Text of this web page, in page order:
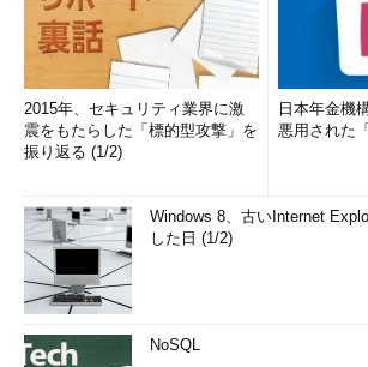
2015年、セキュリティ業界に激
震をもたらした「標的型攻撃」を
振り返る (1/2)
日本年金機
悪用された
Windows 8、古いInternet
した日 (1/2)
NoSQL